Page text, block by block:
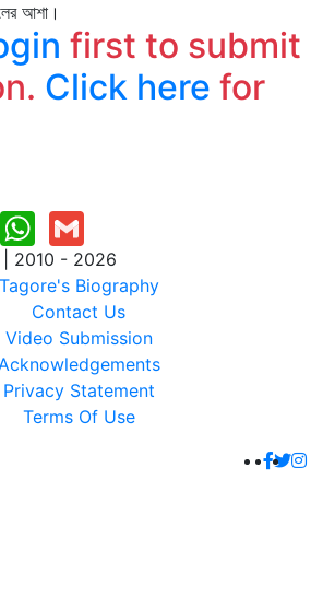
আশা।
first to submit
Click here for
2010 - 2026
Tagore's Biography
Contact Us
Video Submission
Privacy Statement
Terms Of Use